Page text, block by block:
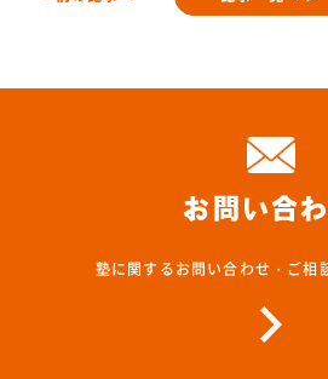
お問い合
塾に関するお問い合わせ・ご相